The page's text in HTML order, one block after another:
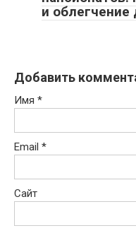
и
Добавить
Имя *
Email *
Сайт